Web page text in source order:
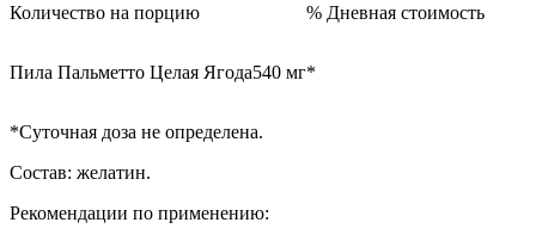
Количество на порцию % Дневная стоимость
Пила Пальметто Целая Ягода540 мг*
*Суточная доза не определена.
Состав: желатин.
Рекомендации по применению: